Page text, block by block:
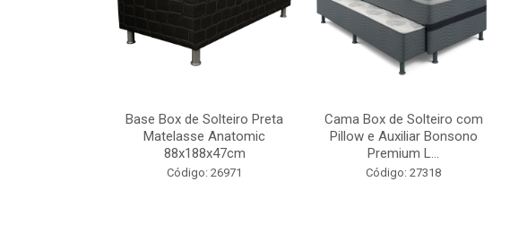
Base Box de Solteiro Preta
Matelasse Anatomic
88x188x47cm
Código: 26971
Cama Box de Solteiro com
Pillow e Auxiliar Bonsono
Premium L...
Código: 27318